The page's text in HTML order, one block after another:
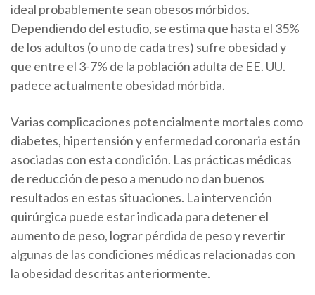
ideal probablemente sean obesos mórbidos.
Dependiendo del estudio, se estima que hasta el 35%
de los adultos (o uno de cada tres) sufre obesidad y
que entre el 3-7% de la población adulta de EE. UU.
padece actualmente obesidad mórbida.
Varias complicaciones potencialmente mortales como
diabetes, hipertensiónyenfermedad coronaria están
asociadas con esta condición. Las prácticas médicas
de reducción de peso a menudo no dan buenos
resultados en estas situaciones. La intervención
quirúrgica puede estar indicada para detener el
aumento de peso, lograr pérdida de peso y revertir
algunas de las condiciones médicas relacionadas con
la obesidad descritas anteriormente.